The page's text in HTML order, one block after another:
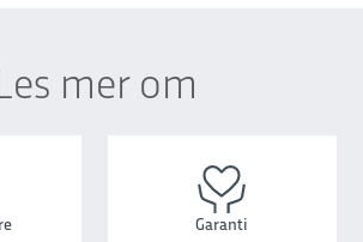
mer om
Garanti